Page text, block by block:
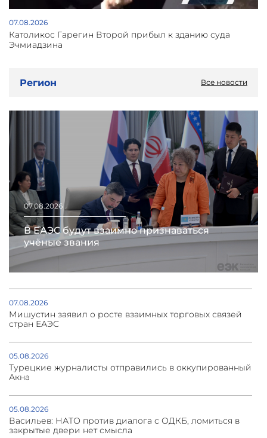
07.08.2026
Католикос Гарегин Второй прибыл к зданию суда
Эчмиадзина
Регион Все новости
07.08.2026
В ЕАЭС будут взаимно признаваться
учёные звания
07.08.2026
Мишустин заявил о росте взаимных торговых связей
стран ЕАЭС
05.08.2026
Турецкие журналисты отправились в оккупированный
Акна
05.08.2026
Васильев: НАТО против диалога с ОДКБ, ломиться в
закрытые двери нет смысла